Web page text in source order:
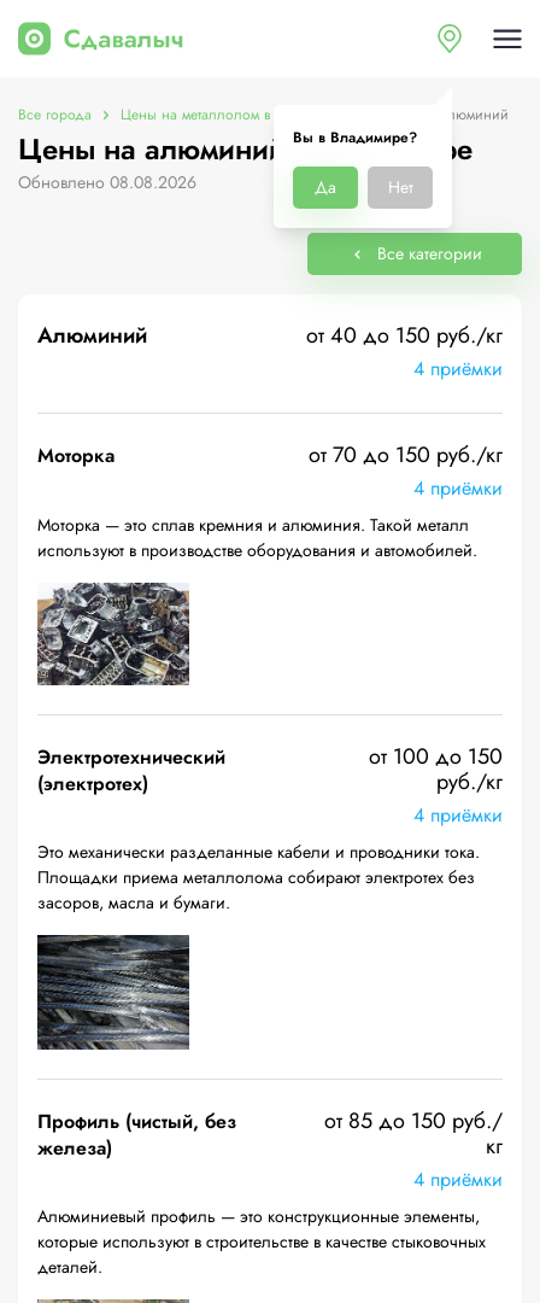
Вы в Владимире?
Да Нет
Все города Цены на металлолом в Владимире Цены на алюминий
Цены на алюминий в Владимире
Обновлено 08.08.2026
Все категории
Алюминий от 40 до 150 руб./кг
4 приёмки
Моторка от 70 до 150 руб./кг
4 приёмки
Моторка — это сплав кремния и алюминия. Такой металл
используют в производстве оборудования и автомобилей.
Электротехнический
(электротех)
от 100 до 150
руб./кг
4 приёмки
Это механически разделанные кабели и проводники тока.
Площадки приема металлолома собирают электротех без
засоров, масла и бумаги.
Профиль (чистый, без
железа)
от 85 до 150 руб./
кг
4 приёмки
Алюминиевый профиль — это конструкционные элементы,
которые используют в строительстве в качестве стыковочных
деталей.